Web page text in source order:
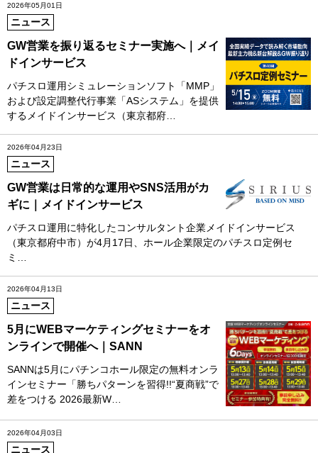
2026年05月01日
ニュース
GW営業を振り返るセミナー実施へ｜メイ
ドインサービス
パチスロ運用シミュレーションソフト「MMP」
および設定調整代行事業「ASシステム」を提供
するメイドインサービス（東京都府…
2026年04月23日
ニュース
GW営業は日常的な運用やSNS活用がカ
ギに｜メイドインサービス
パチスロ運用に特化したコンサルタント企業メイドインサービス
（東京都府中市）が4月17日、ホール企業限定のパチスロ定例セ
ミ…
2026年04月13日
ニュース
5月にWEBマーケティングセミナーをオ
ンラインで開催へ｜SANN
SANNは5月にパチンコホール限定の無料オンラ
インセミナー「勝ちパターンを習得!!“夏商戦”で
差をつける 2026最新W…
2026年04月03日
ニュース